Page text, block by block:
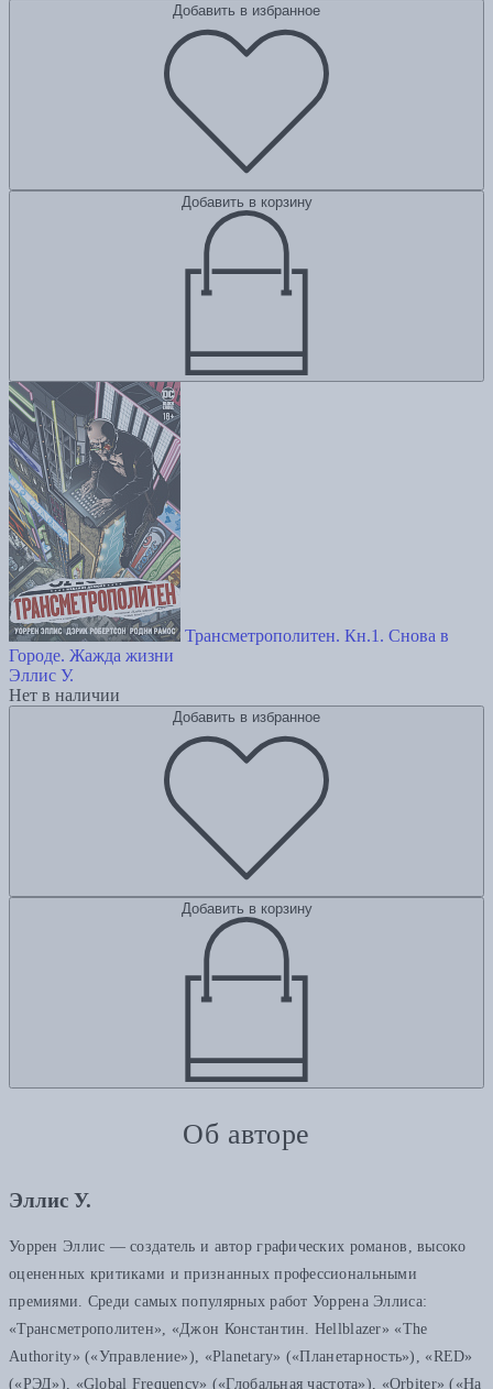
Добавить в избранное
Добавить в корзину
Трансметрополитен. Кн.1. Снова в
Городе. Жажда жизни
Эллис У.
Нет в наличии
Добавить в избранное
Добавить в корзину
Об авторе
Эллис У.
Уоррен Эллис — создатель и автор графических романов, высоко
оцененных критиками и признанных профессиональными
премиями. Среди самых популярных работ Уоррена Эллиса:
«Трансметрополитен», «Джон Константин. Hellblazer» «The
Authority» («Управление»), «Planetary» («Планетарность»), «RED»
(«РЭД»), «Global Frequency» («Глобальная частота»), «Orbiter» («На